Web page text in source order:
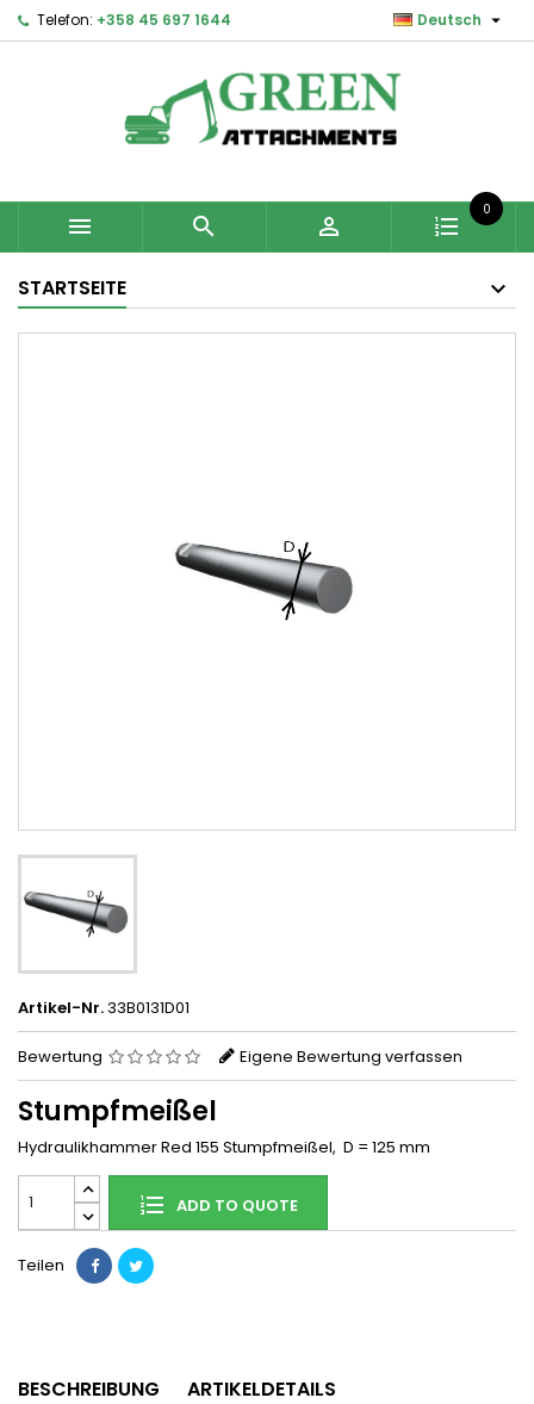
Telefon: +358 45 697 1644 Deutsch 
  
0
STARTSEITE
Artikel-Nr.33B0131D01
Bewertung Eigene Bewertung verfassen
Stumpfmeißel
Hydraulikhammer Red 155 Stumpfmeißel, D = 125 mm
ADD TO QUOTE
Teilen
BESCHREIBUNG
ARTIKELDETAILS